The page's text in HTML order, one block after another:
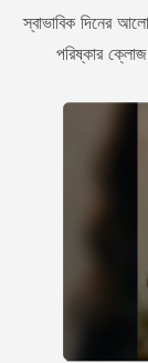
স্বাভাবিক দিনের
পরিষ্কার